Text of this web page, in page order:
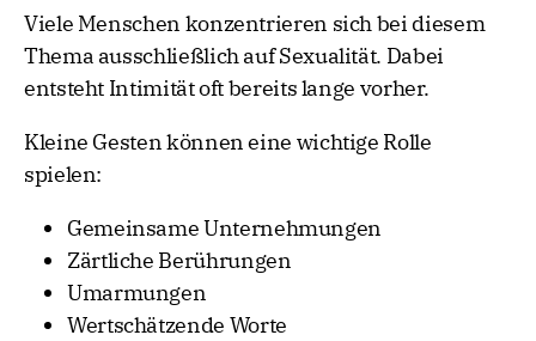
Viele Menschen konzentrieren sich bei diesem
Thema ausschließlich auf Sexualität. Dabei
entsteht Intimität oft bereits lange vorher.
Kleine Gesten können eine wichtige Rolle
spielen:
Gemeinsame Unternehmungen
Zärtliche Berührungen
Umarmungen
Wertschätzende Worte